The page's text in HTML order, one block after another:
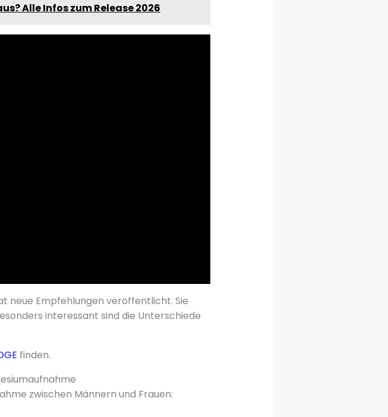
Alle Infos zum Release 2026
neue Empfehlungen veröffentlicht. Sie
interessant sind die Unterschiede
finden.
zwischen Männern und Frauen: